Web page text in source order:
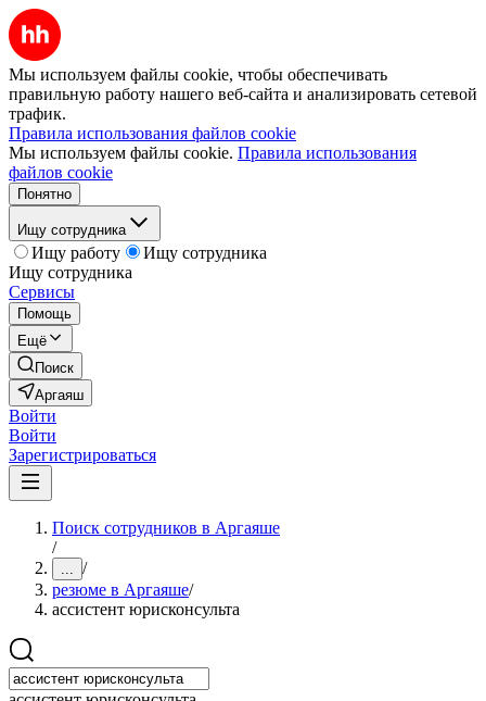
Мы используем файлы cookie, чтобы обеспечивать
правильную работу нашего веб-сайта и анализировать сетевой
трафик.
Правила использования файлов cookie
Мы используем файлы cookie. Правила использования
файлов cookie
Понятно
Ищу сотрудника
Ищу работу
Ищу сотрудника
Ищу сотрудника
Сервисы
Помощь
Ещё
Поиск
Аргаяш
Войти
Войти
Зарегистрироваться
Поиск сотрудников в Аргаяше
/
... /
резюме в Аргаяше/
ассистент юрисконсульта